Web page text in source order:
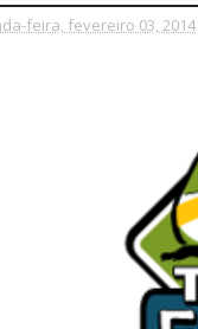
feira, fevereiro 03, 2014